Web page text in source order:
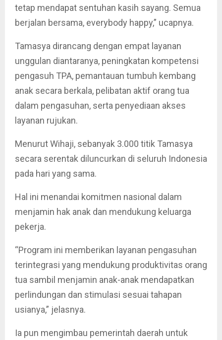
tetap mendapat sentuhan kasih sayang. Semua
berjalan bersama, everybody happy,” ucapnya.
Tamasya dirancang dengan empat layanan
unggulan diantaranya, peningkatan kompetensi
pengasuh TPA, pemantauan tumbuh kembang
anak secara berkala, pelibatan aktif orang tua
dalam pengasuhan, serta penyediaan akses
layanan rujukan.
Menurut Wihaji, sebanyak 3.000 titik Tamasya
secara serentak diluncurkan di seluruh Indonesia
pada hari yang sama.
Hal ini menandai komitmen nasional dalam
menjamin hak anak dan mendukung keluarga
pekerja.
“Program ini memberikan layanan pengasuhan
terintegrasi yang mendukung produktivitas orang
tua sambil menjamin anak-anak mendapatkan
perlindungan dan stimulasi sesuai tahapan
usianya,” jelasnya.
Ia pun mengimbau pemerintah daerah untuk